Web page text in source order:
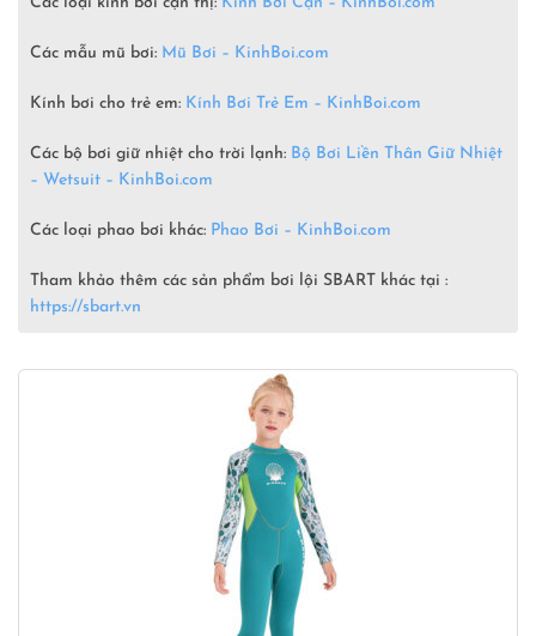
Các mẫu mũ bơi: Mũ Bơi – KinhBoi.com
Kính bơi cho trẻ em: Kính Bơi Trẻ Em – KinhBoi.com
Các bộ bơi giữ nhiệt cho trời lạnh: Bộ Bơi Liền Thân Giữ Nhiệt
– Wetsuit – KinhBoi.com
Các loại phao bơi khác: Phao Bơi – KinhBoi.com
Tham khảo thêm các sản phẩm bơi lội SBART khác tại :
https://sbart.vn